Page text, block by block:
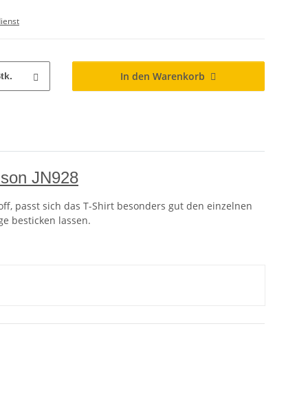
In den Warenkorb
JN928
passt sich das T-Shirt besonders gut den einzelnen
besticken lassen.